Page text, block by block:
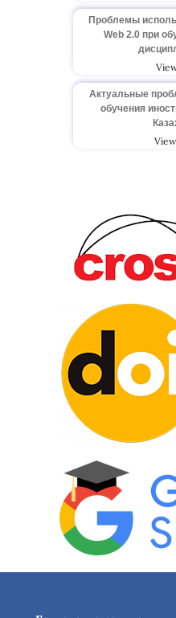
Проблемы
Web 2.0 при
Актуальные
обучения